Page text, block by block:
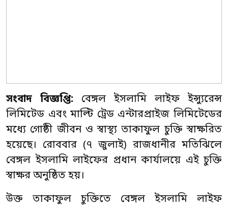
সংবাদ বিজ্ঞপ্তি: বেঙ্গল ইসলামি লাইফ ইন্স্যুরেন্স
লিমিটেড এবং মাল্টি ট্রেড এন্টারপ্রাইজ লিমিটেডের
মধ্যে গোষ্ঠী জীবন ও স্বাস্থ্য তাকাফুল চুক্তি স্বাক্ষরিত
হয়েছে। রোববার (৭ জুলাই) রাজধানীর মতিঝিলে
বেঙ্গল ইসলামি লাইফের প্রধান কার্যালয়ে এই চুক্তি
স্বাক্ষর অনুষ্ঠিত হয়।
উক্ত তাকাফুল চুক্তিতে বেঙ্গল ইসলামি লাইফ